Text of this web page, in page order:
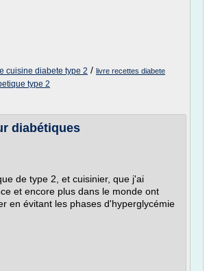
cuisine diabete type 2 / livre recettes diabete
type 2
diabétiques
de type 2, et cuisinier, que j'ai
et encore plus dans le monde ont
en évitant les phases d'hyperglycémie